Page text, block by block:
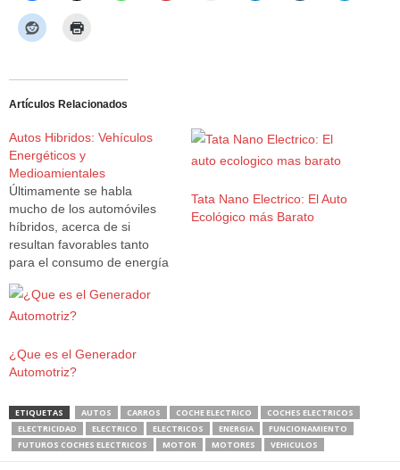
Artículos Relacionados
Autos Hibridos: Vehículos
Energéticos y
Medioamientales
Últimamente se habla
mucho de los automóviles
híbridos, acerca de si
resultan favorables tanto
para el consumo de energía
ambiente. Es imposible
ignorar todo lo que puede
convertido a híbrido, si
todavía no conoces mucho
Tata Nano Electrico: El Auto
Ecológico más Barato
¿Que es el Generador
Automotriz?
ETIQUETAS AUTOS CARROS COCHE ELECTRICO
COCHES ELECTRICOS
ELECTRICIDAD
ELECTRICO ELECTRICOS ENERGIA
FUNCIONAMIENTO
FUTUROS COCHES ELECTRICOS
MOTOR MOTORES VEHICULOS